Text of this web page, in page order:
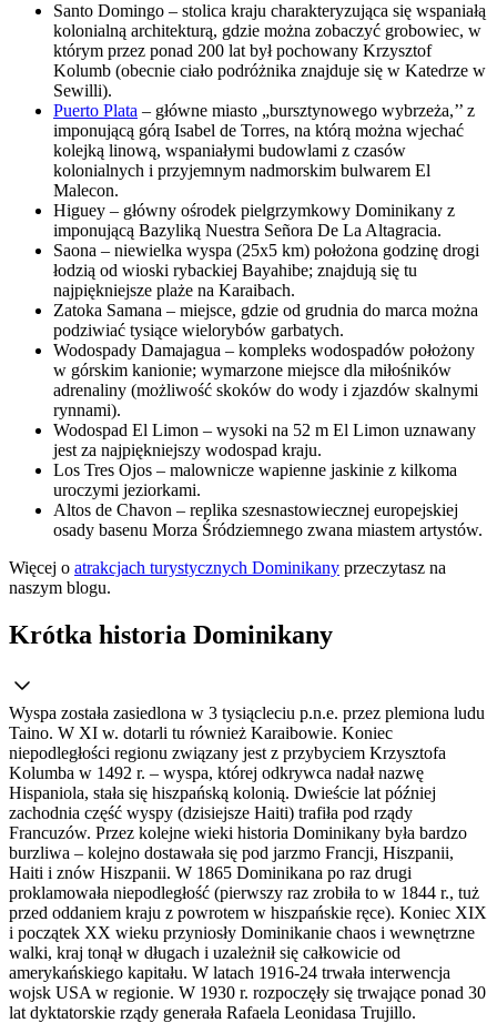
Santo Domingo – stolica kraju charakteryzująca się wspaniałą
kolonialną architekturą, gdzie można zobaczyć grobowiec, w
którym przez ponad 200 lat był pochowany Krzysztof
Kolumb (obecnie ciało podróżnika znajduje się w Katedrze w
Sewilli).
Puerto Plata – główne miasto „bursztynowego wybrzeża,’’ z
imponującą górą Isabel de Torres, na którą można wjechać
kolejką linową, wspaniałymi budowlami z czasów
kolonialnych i przyjemnym nadmorskim bulwarem El
Malecon.
Higuey – główny ośrodek pielgrzymkowy Dominikany z
imponującą Bazyliką Nuestra Señora De La Altagracia.
Saona – niewielka wyspa (25x5 km) położona godzinę drogi
łodzią od wioski rybackiej Bayahibe; znajdują się tu
najpiękniejsze plaże na Karaibach.
Zatoka Samana – miejsce, gdzie od grudnia do marca można
podziwiać tysiące wielorybów garbatych.
Wodospady Damajagua – kompleks wodospadów położony
w górskim kanionie; wymarzone miejsce dla miłośników
adrenaliny (możliwość skoków do wody i zjazdów skalnymi
rynnami).
Wodospad El Limon – wysoki na 52 m El Limon uznawany
jest za najpiękniejszy wodospad kraju.
Los Tres Ojos – malownicze wapienne jaskinie z kilkoma
uroczymi jeziorkami.
Altos de Chavon – replika szesnastowiecznej europejskiej
osady basenu Morza Śródziemnego zwana miastem artystów.
Więcej o atrakcjach turystycznych Dominikany przeczytasz na
naszym blogu.
Krótka historia Dominikany
Wyspa została zasiedlona w 3 tysiącleciu p.n.e. przez plemiona ludu
Taino. W XI w. dotarli tu również Karaibowie. Koniec
niepodległości regionu związany jest z przybyciem Krzysztofa
Kolumba w 1492 r. – wyspa, której odkrywca nadał nazwę
Hispaniola, stała się hiszpańską kolonią. Dwieście lat później
zachodnia część wyspy (dzisiejsze Haiti) trafiła pod rządy
Francuzów. Przez kolejne wieki historia Dominikany była bardzo
burzliwa – kolejno dostawała się pod jarzmo Francji, Hiszpanii,
Haiti i znów Hiszpanii. W 1865 Dominikana po raz drugi
proklamowała niepodległość (pierwszy raz zrobiła to w 1844 r., tuż
przed oddaniem kraju z powrotem w hiszpańskie ręce). Koniec XIX
i początek XX wieku przyniosły Dominikanie chaos i wewnętrzne
walki, kraj tonął w długach i uzależnił się całkowicie od
amerykańskiego kapitału. W latach 1916-24 trwała interwencja
wojsk USA w regionie. W 1930 r. rozpoczęły się trwające ponad 30
lat dyktatorskie rządy generała Rafaela Leonidasa Trujillo.